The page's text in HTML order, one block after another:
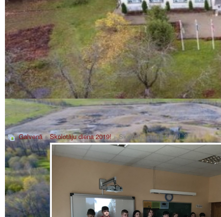
Galvenā»Skolotāju diena 2019!» Skolotāju diena 2019!_8